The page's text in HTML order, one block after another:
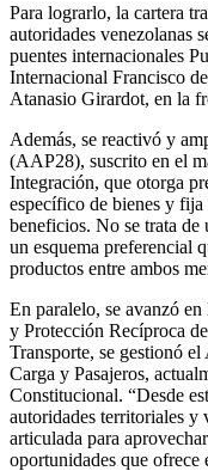
Para lograrlo, la cartera
autoridades venezolanas
puentes internacionales
Internacional Francisco
Atanasio Girardot, en la
Además, se reactivó y
(AAP28), suscrito en el
Integración, que otorga
específico de bienes y fija
beneficios. No se trata
un esquema preferencial
productos entre ambos
En paralelo, se avanzó
y Protección Recíproca
Transporte, se gestionó
Carga y Pasajeros,
Constitucional. “Desde
autoridades territoriales y
articulada para
oportunidades que ofrece